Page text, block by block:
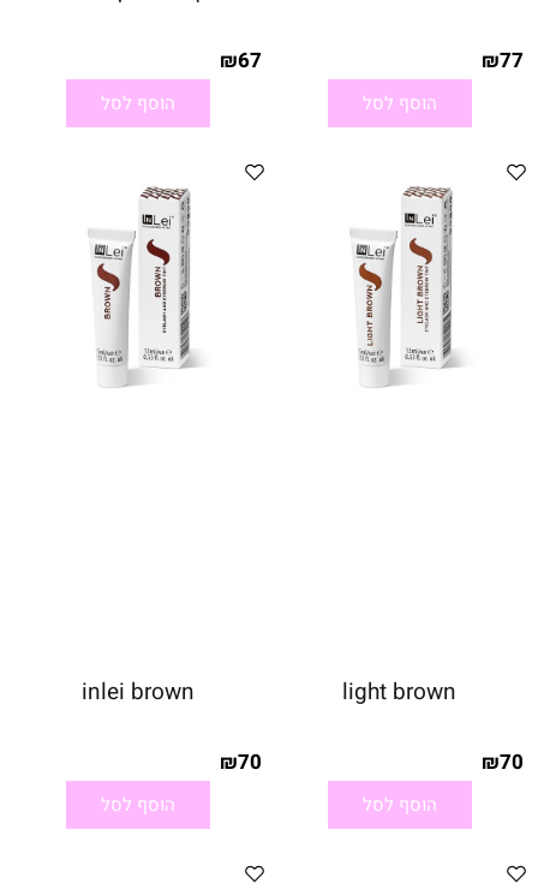
₪77
הוסף לסל
₪67
הוסף לסל
light brown
₪70
הוסף לסל
inlei brown
₪70
הוסף לסל